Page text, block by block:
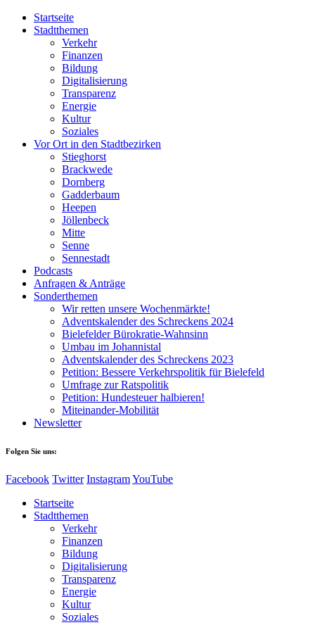
Startseite
Stadtthemen
Verkehr
Finanzen
Bildung
Digitalisierung
Transparenz
Energie
Kultur
Soziales
Vor Ort in den Stadtbezirken
Stieghorst
Brackwede
Dornberg
Gadderbaum
Heepen
Jöllenbeck
Mitte
Senne
Sennestadt
Podcasts
Anfragen & Anträge
Sonderthemen
Wir retten unsere Wochenmärkte!
Adventskalender des Schreckens 2024
Bielefelder Bürokratie-Wahnsinn
Umbau im Johannistal
Adventskalender des Schreckens 2023
Petition: Bessere Verkehrspolitik für Bielefeld​​
Umfrage zur Ratspolitik
Petition: Hundesteuer halbieren!
Miteinander-Mobilität
Newsletter
Folgen Sie uns:
Facebook Twitter InstagramYouTube
Startseite
Stadtthemen
Verkehr
Finanzen
Bildung
Digitalisierung
Transparenz
Energie
Kultur
Soziales